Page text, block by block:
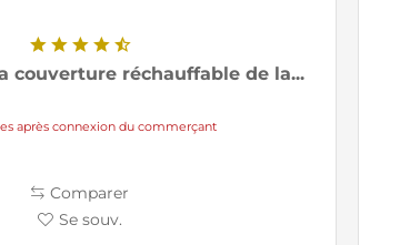
couverture réchauffable de la...
après connexion du commerçant
Comparer
Se souv.